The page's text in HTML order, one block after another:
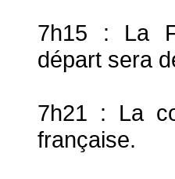
7h15 : La
départ sera
7h21 : La
française.